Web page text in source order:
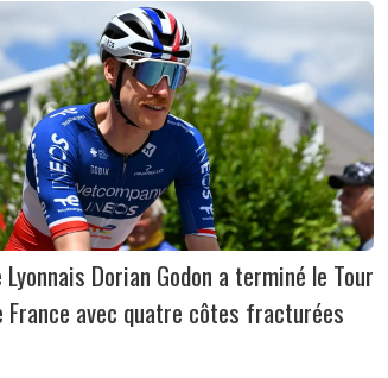
Lyonnais Dorian Godon a terminé le Tour
France avec quatre côtes fracturées